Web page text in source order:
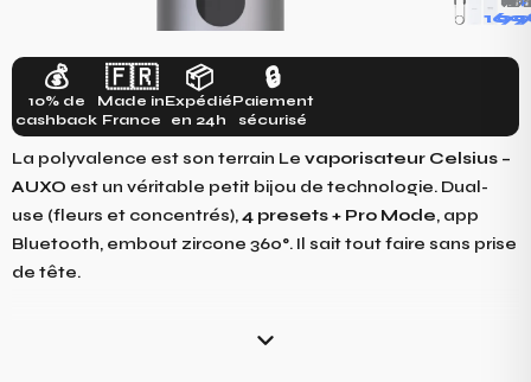
💰
10% de
cashback
🇫🇷
Made in
France
📦
Expédié
en 24h
🔒
Paiement
sécurisé
La polyvalence est son terrain Le vaporisateur Celsius –
AUXO est un véritable petit bijou de technologie. Dual-
use (fleurs et concentrés),4 presets + Pro Mode, app
Bluetooth, embout zircone 360°. Il sait tout faire sans prise
de tête.